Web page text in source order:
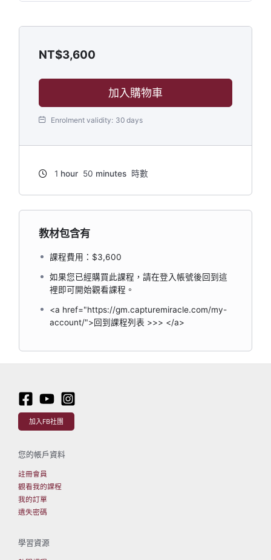
NT$3,600
加入購物車
Enrolment validity: 30 days
1 hour 50 minutes 時數
教材包含有
課程費用：$3,600
如果您已經購買此課程，請在登入帳號後回到這
裡即可開始觀看課程。
<a href="https://gm.capturemiracle.com/my-
account/">回到課程列表 >>> </a>
加入FB社團
您的帳戶資料
註冊會員
觀看我的課程
我的訂單
遺失密碼
學習資源